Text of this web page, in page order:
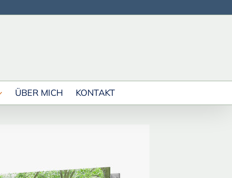
ÜBER MICH KONTAKT